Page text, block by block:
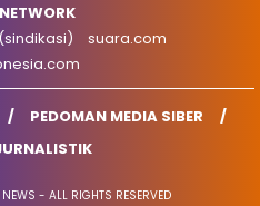
suara.com
PEDOMAN MEDIA SIBER
- ALL RIGHTS RESERVED